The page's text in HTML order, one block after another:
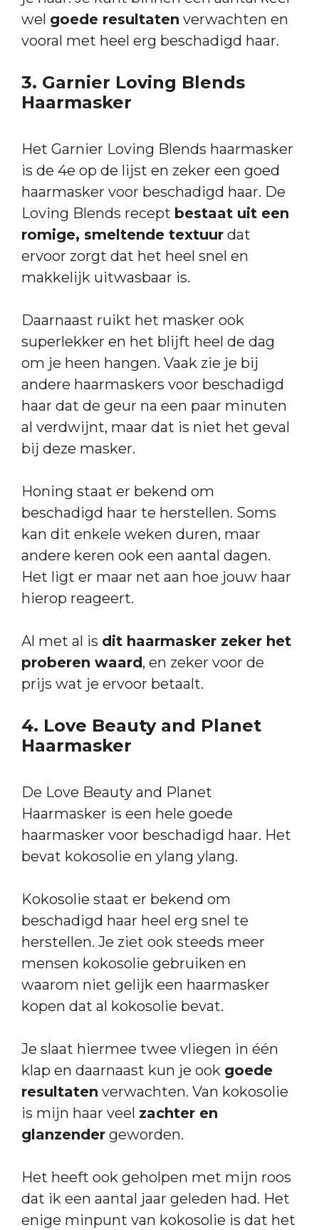
wel goede resultaten verwachten en
vooral met heel erg beschadigd haar.
3. Garnier Loving Blends
Haarmasker
Het Garnier Loving Blends haarmasker
is de 4e op de lijst en zeker een goed
haarmasker voor beschadigd haar. De
Loving Blends recept bestaat uit een
romige, smeltende textuur dat
ervoor zorgt dat het heel snel en
makkelijk uitwasbaar is.
Daarnaast ruikt het masker ook
superlekker en het blijft heel de dag
om je heen hangen. Vaak zie je bij
andere haarmaskers voor beschadigd
haar dat de geur na een paar minuten
al verdwijnt, maar dat is niet het geval
bij deze masker.
Honing staat er bekend om
beschadigd haar te herstellen. Soms
kan dit enkele weken duren, maar
andere keren ook een aantal dagen.
Het ligt er maar net aan hoe jouw haar
hierop reageert.
Al met al is dit haarmasker zeker het
proberen waard, en zeker voor de
prijs wat je ervoor betaalt.
4. Love Beauty and Planet
Haarmasker
De Love Beauty and Planet
Haarmasker is een hele goede
haarmasker voor beschadigd haar. Het
bevat kokosolie en ylang ylang.
Kokosolie staat er bekend om
beschadigd haar heel erg snel te
herstellen. Je ziet ook steeds meer
mensen kokosolie gebruiken en
waarom niet gelijk een haarmasker
kopen dat al kokosolie bevat.
Je slaat hiermee twee vliegen in één
klap en daarnaast kun je ook goede
resultaten verwachten. Van kokosolie
is mijn haar veel zachter en
glanzender geworden.
Het heeft ook geholpen met mijn roos
dat ik een aantal jaar geleden had. Het
enige minpunt van kokosolie is dat het